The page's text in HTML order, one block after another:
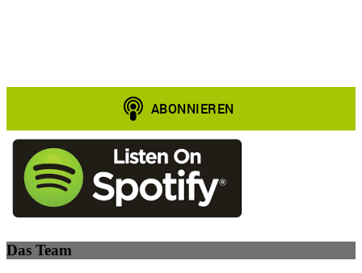
Das Team